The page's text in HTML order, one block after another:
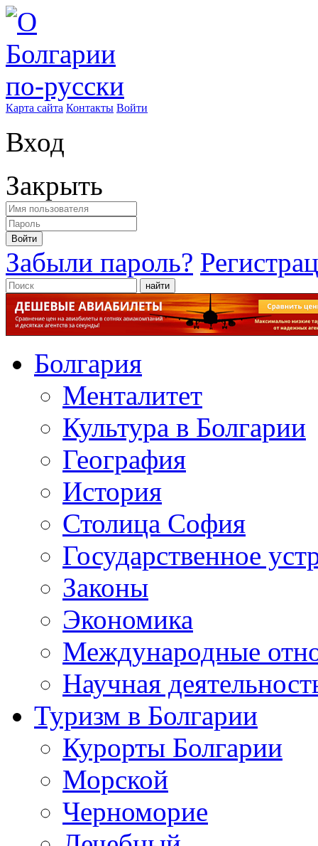
Карта сайта Контакты Войти
Вход
Закрыть
Войти
Забыли пароль?
найти
Болгария
Менталитет
Культура в Болгарии
География
История
Столица София
Государственное
Законы
Экономика
Международные
Научная
Туризм в Болгарии
Курорты Болгарии
Морской
Черноморие